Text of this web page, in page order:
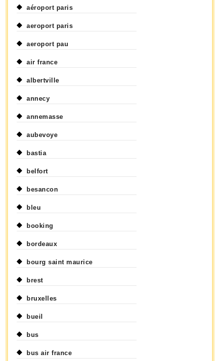
aéroport paris
aeroport paris
aeroport pau
air france
albertville
annecy
annemasse
aubevoye
bastia
belfort
besancon
bleu
booking
bordeaux
bourg saint maurice
brest
bruxelles
bueil
bus
bus air france